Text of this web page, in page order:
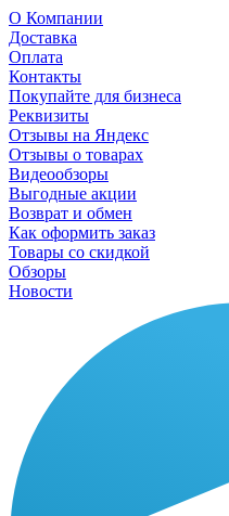
О Компании
Доставка
Оплата
Контакты
Покупайте для бизнеса
Реквизиты
Отзывы на Яндекс
Отзывы о товарах
Видеообзоры
Выгодные акции
Возврат и обмен
Как оформить заказ
Товары со скидкой
Обзоры
Новости